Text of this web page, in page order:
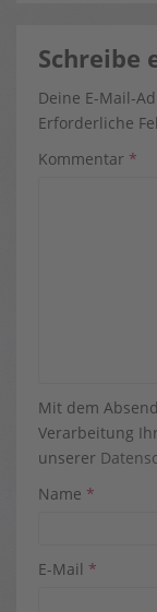
Schreibe
Deine E-Mail-
Erforderliche
Kommentar *
Mit dem
Verarbeitung
unserer
Name *
E-Mail *